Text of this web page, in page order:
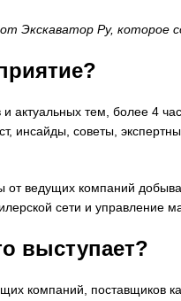
Экскаватор Ру, которое
актуальных тем, более 4
инсайды, советы,
ведущих компаний
сети и управление
выступает?
компаний, поставщиков